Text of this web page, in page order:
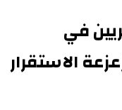
في
الاستقرار